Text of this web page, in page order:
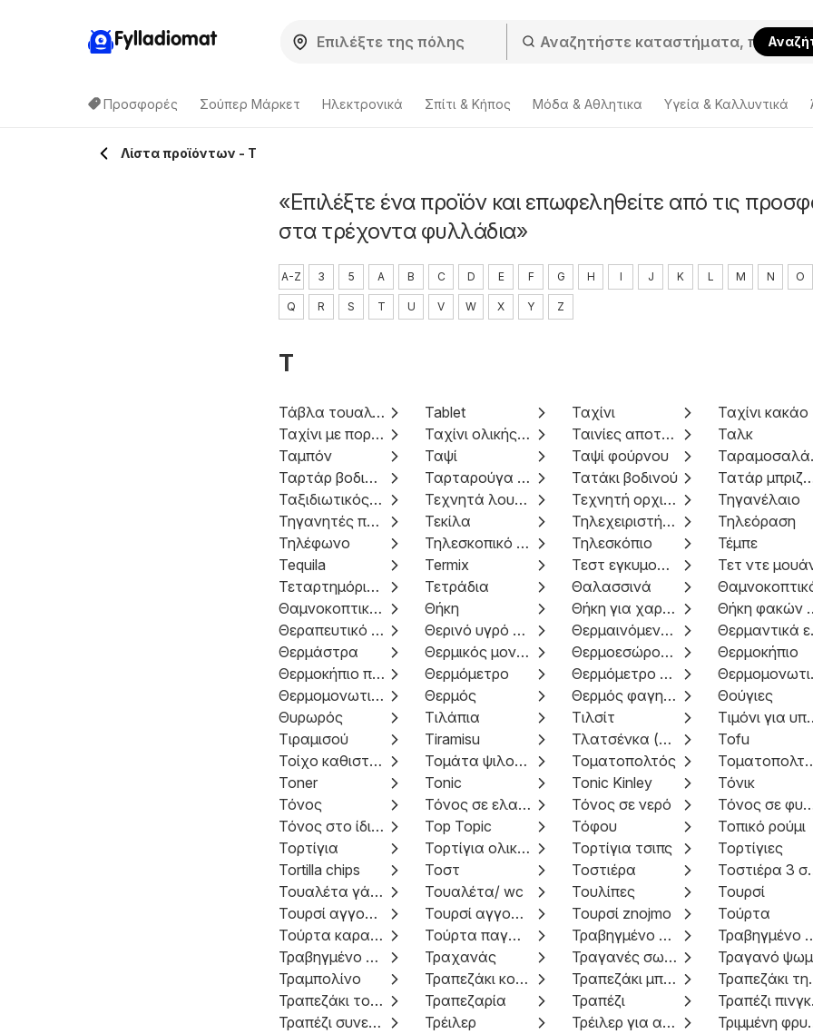
Fylladiomat
Προσφορές Σούπερ Μάρκετ Hλεκτρονικά Σπίτι & Κήπος Μόδα & Aθλητικα Υγεία & Καλλυντικά
Λίστα προϊόντων - T
«Επιλέξτε ένα προϊόν και επωφεληθείτε από τις
στα τρέχοντα φυλλάδια»
A-Z 3 5 A B C D E F G H I J K L M N O
Q R S T U V W X Y Z
T
Τάβλα τουαλέτας Tablet Ταχίνι
Ταχίνι κακάο
Ταχίνι με πορτοκάλι
Ταχίνι ολικής άλεσης Ταινίες αποτρίχωσης
Ταλκ
Ταμπόν
Ταψί Ταψί φούρνου
Ταρτάρ βοδινού
Ταρταρούγα σάλτσα Τατάκι βοδινού
Τατάρ
Ταξιδιωτικός σάκος
Τεχνητά λουλούδια Τεχνητή ορχιδέα
Τηγανέλαιο
Τηγανητές πατάτες για steak
Τεκίλα Τηλεχειριστήριο πολλαπλών χρήσεων
Τηλεόραση
Τηλέφωνο
Τηλεσκοπικό ψαλίδι Τηλεσκόπιο
Τέμπε
Tequila
Termix Τεστ εγκυμοσύνης
Τετ ντε
Τεταρτημόρια κοτόπουλου
Τετράδια Θαλασσινά
Θαμνοκοπτικό επαναφορτιζόμενο
Θήκη Θήκη για χαρτοπετσέτες
Θήκη
Θεραπευτικό τσάι
Θερινό υγρό καθαρισμού παρμπρίζ Θερμαινόμενη κουβέρτα
Θερμάστρα
Θερμικός μονωτής Θερμοεσώρουχα
Θερμοκήπιο
Θερμοκήπιο πολυανθρακικό
Θερμόμετρο Θερμόμετρο χωρίς επαφή
Θερμομονωτική τσάντα
Θερμός Θερμός φαγητού
Θούγιες
Θυρωρός
Τιλάπια Τιλσίτ
Τιμόνι
Τιραμισού
Tiramisu Τλατσένκα (χοιρινό πατσά)
Tofu
Τοίχο καθιστικού
Τομάτα ψιλοκομμένη Τοματοπολτός
Toner
Tonic Tonic Kinley
Τόνικ
Τόνος
Τόνος σε ελαιόλαδο Τόνος σε νερό
Τόνος σε
Τόνος στο ίδιο του ζουμί
Top Topic Τόφου
Τοπικό ρούμι
Τορτίγια
Τορτίγια ολικής άλεσης Τορτίγια τσιπς
Τορτίγιες
Tortilla chips
Τοστ Τοστιέρα
Τουαλέτα γάτας
Τουαλέτα/ wc Τουλίπες
Τουρσί
Τουρσί αγγουράκια
Τουρσί αγγούρια Τουρσί znojmo
Τούρτα
Τούρτα καραμέλας
Τούρτα παγωτού Τραβηγμένο χοιρινό
Τραβηγμένο
Τραβηγμένο κρέας κοτόπουλου
Τραχανάς Τραγανές σωληνάρες
Τραγανό
Τραμπολίνο
Τραπεζάκι κουζίνας Τραπεζάκι μπαλκονιού
Τραπεζάκι του καφέ
Τραπεζαρία Τραπέζι
Τραπέζι συνεδριάσεων
Τρέιλερ Τρέιλερ για αυτοκίνητο